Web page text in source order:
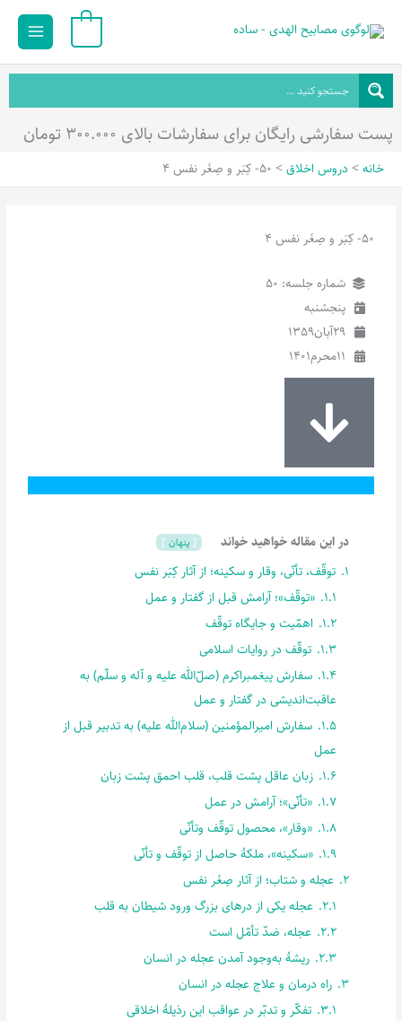
محتوا
Main
پست سفارشی رایگان برای سفارشات بالای ۳۰۰.۰۰۰ تومان
خانه دروس اخلاق 50- کِبَر و صِغَر نفس 4
50- کِبَر و صِغَر نفس 4
شماره جلسه: 50
پنجشنبه
29آبان1359
11محرم1401
در این مقاله خواهید خواند پنهان
1. توقّف، تأنّی، وقار و سکینه؛ از آثار کِبَر نفس
1.1. «توقّف»؛ آرامش قبل از گفتار و عمل
1.2. اهمّیت و جایگاه توقّف
1.3. توقّف در روایات اسلامی
1.4. سفارش پیغمبراکرم (صلّ‌الله علیه و آله و سلّم) به
عاقبت‌اندیشی در گفتار و عمل
1.5. سفارش امیرالمؤمنین (سلام‌الله علیه) به تدبیر قبل از
عمل
1.6. زبان عاقل پشت قلب، قلب احمق پشت زبان
1.7. «تأنّی»؛ آرامش در عمل
1.8. «وقار»، محصول توقّف وتأنّی
1.9. «سکینه»، ملکۀ حاصل از توقّف و تأنّی
2. عجله و شتاب؛ از آثار صِغَر نفس
2.1. عجله یکی از درهای بزرگ ورود شیطان به قلب
2.2. عجله، ضدّ تأمّل است
2.3. ریشۀ به‌وجود آمدن عجله در انسان
3. راه درمان و علاج عجله در انسان
3.1. تفکّر و تدبّر در عواقب این رذیلۀ اخلاقی